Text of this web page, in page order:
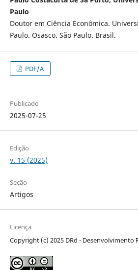
Paulo
Doutor em Ciência Econômica.
Paulo. Osasco. São Paulo. Brasil.
PDF/A
Publicado
2025-07-25
Edição
v. 15 (2025)
Seção
Artigos
Licença
Copyright (c) 2025 DRd - Desenvolvimento